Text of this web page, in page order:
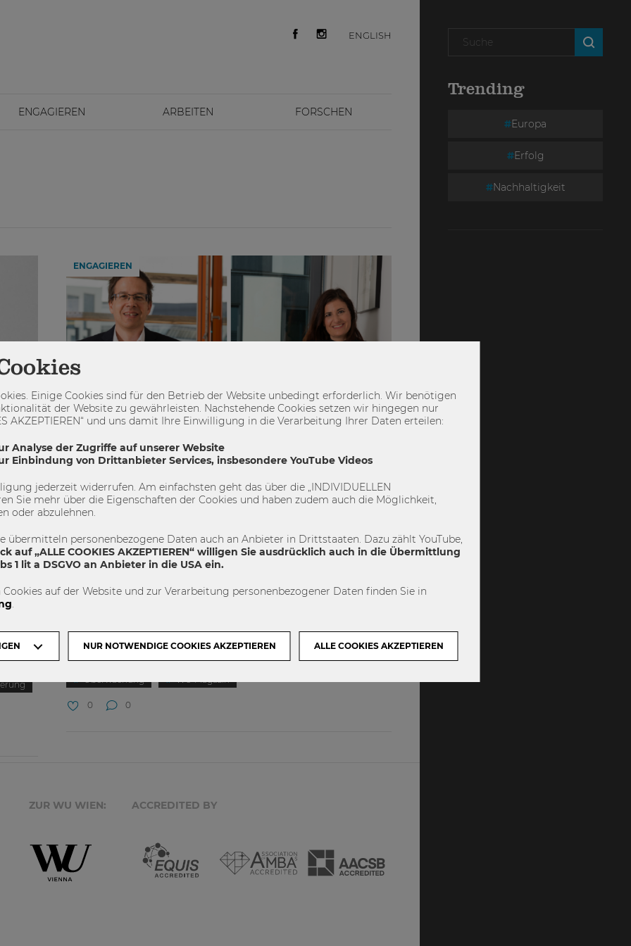
ENGLISH
ENGAGIEREN ARBEITEN FORSCHEN
Trending
Europa
Erfolg
Nachhaltigkeit
Big
ENGAGIEREN
30.07.2018
Fort Knox für persönliche Daten
Steuern Politik und Wirtschaft auf den
Datenschutz-Grundverordnung doch noch eine reelle Chance,
Beilage...
Datenschutz Datenschutzgrundverordnung
DSGVO
0 0
ZUR WU WIEN: ACCREDITED BY
Einige Cookies sind für den Betrieb der Website unbedingt erforderlich. Wir benötigen
der Website zu gewährleisten. Nachstehende Cookies setzen wir hingegen nur
AKZEPTIEREN“ und uns damit Ihre Einwilligung in die Verarbeitung Ihrer Daten erteilen:
Analyse der Zugriffe auf unserer Website
Einbindung von Drittanbieter Services, insbesondere YouTube Videos
jederzeit widerrufen. Am einfachsten geht das über die „INDIVIDUELLEN
Sie mehr über die Eigenschaften der Cookies und haben zudem auch die Möglichkeit,
oder abzulehnen.
übermitteln personenbezogene Daten auch an Anbieter in Drittstaaten. Dazu zählt YouTube,
auf „ALLE COOKIES AKZEPTIEREN“ willigen Sie ausdrücklich auch in die Übermittlung
1 lit a DSGVO an Anbieter in die USA ein.
auf der Website und zur Verarbeitung personenbezogener Daten finden Sie in
NUR NOTWENDIGE COOKIES AKZEPTIEREN ALLE COOKIES AKZEPTIEREN